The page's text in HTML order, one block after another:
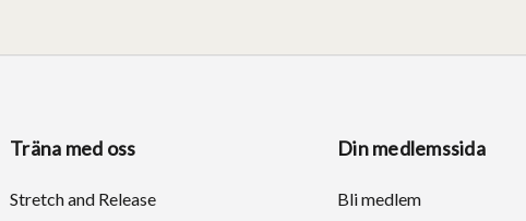
Träna med oss
Stretch and Release
Din medlemssida
Bli medlem